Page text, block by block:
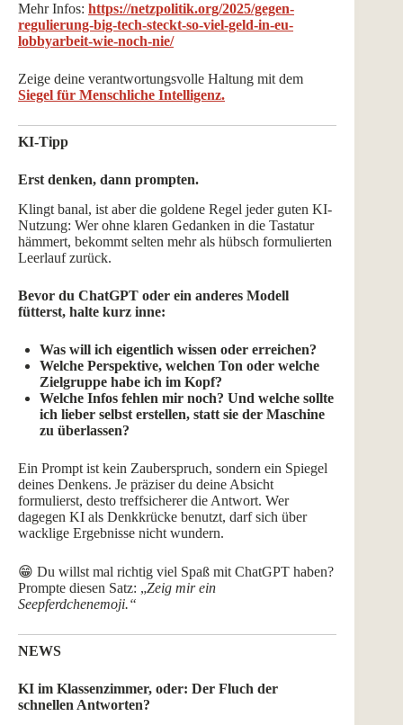
Mehr Infos: https://netzpolitik.org/2025/gegen-
regulierung-big-tech-steckt-so-viel-geld-in-eu-
lobbyarbeit-wie-noch-nie/
Zeige deine verantwortungsvolle Haltung mit dem
Siegel für Menschliche Intelligenz.
KI-Tipp
Erst denken, dann prompten.
Klingt banal, ist aber die goldene Regel jeder guten KI-
Nutzung: Wer ohne klaren Gedanken in die Tastatur
hämmert, bekommt selten mehr als hübsch formulierten
Leerlauf zurück.
Bevor du ChatGPT oder ein anderes Modell
fütterst, halte kurz inne:
Was will ich eigentlich wissen oder erreichen?
Welche Perspektive, welchen Ton oder welche
Zielgruppe habe ich im Kopf?
Welche Infos fehlen mir noch? Und welche sollte
ich lieber selbst erstellen, statt sie der Maschine
zu überlassen?
Ein Prompt ist kein Zauberspruch, sondern ein Spiegel
deines Denkens. Je präziser du deine Absicht
formulierst, desto treffsicherer die Antwort. Wer
dagegen KI als Denkkrücke benutzt, darf sich über
wacklige Ergebnisse nicht wundern.
😁 Du willst mal richtig viel Spaß mit ChatGPT haben?
Prompte diesen Satz: „Zeig mir ein
Seepferdchenemoji.“
NEWS
KI im Klassenzimmer, oder: Der Fluch der
schnellen Antworten?